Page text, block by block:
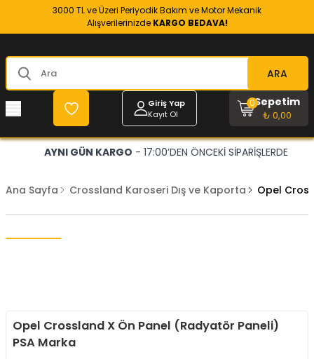
3000 TL ve Üzeri Periyodik Bakım ve Motor Mekanik
Alışverilerinizde KARGO BEDAVA!
ARA
Giriş Yap
Kayıt Ol
Sepetim
₺ 0,00
0
AYNI GÜN KARGO - 17:00’DEN ÖNCEKİ SİPARİŞLERDE
Ana Sayfa Crossland Karoseri Dış ve Kaporta Opel
Opel Crossland X Ön Panel (Radyatör Paneli)
PSA Marka